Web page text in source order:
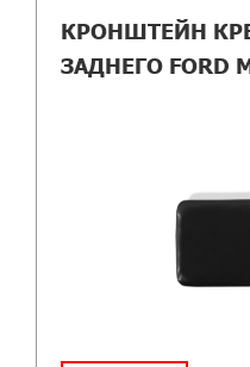
КРОНШТЕЙН
ЗАДНЕГО FORD